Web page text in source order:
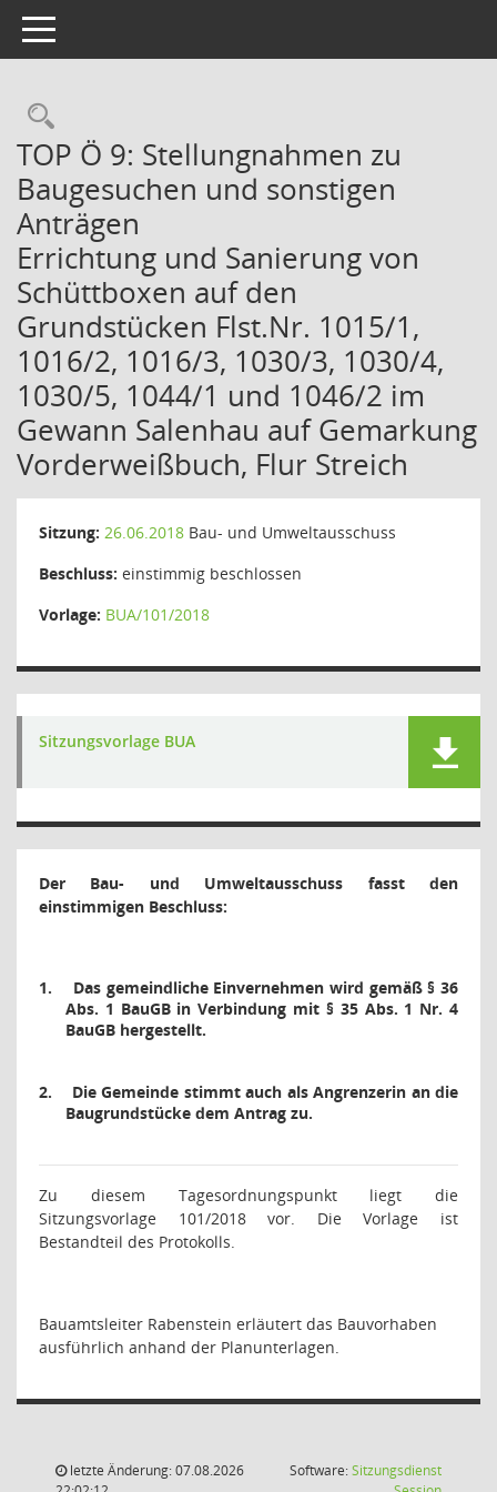
Toggle navigation
Rechercheauswahl
TOP Ö 9: Stellungnahmen zu
Baugesuchen und sonstigen
Anträgen
Errichtung und Sanierung von
Schüttboxen auf den
Grundstücken Flst.Nr. 1015/1,
1016/2, 1016/3, 1030/3, 1030/4,
1030/5, 1044/1 und 1046/2 im
Gewann Salenhau auf Gemarkung
Vorderweißbuch, Flur Streich
Sitzung: 26.06.2018 Bau- und Umweltausschuss
Beschluss: einstimmig beschlossen
Vorlage: BUA/101/2018
Sitzungsvorlage BUA
Der Bau- und Umweltausschuss fasst den
einstimmigen Beschluss:
1.
Das gemeindliche Einvernehmen wird gemäß § 36
Abs. 1 BauGB in Verbindung mit § 35 Abs. 1 Nr. 4
BauGB hergestellt.
2.
Die Gemeinde stimmt auch als Angrenzerin an die
Baugrundstücke dem Antrag zu.
Zu diesem Tagesordnungspunkt liegt die
Sitzungsvorlage 101/2018 vor. Die Vorlage ist
Bestandteil des Protokolls.
Bauamtsleiter Rabenstein erläutert das Bauvorhaben
ausführlich anhand der Planunterlagen.
letzte Änderung: 07.08.2026
Software:Sitzungsdienst